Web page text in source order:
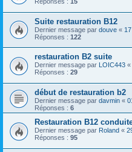
Suite restauration B12
Dernier message par douve «
Réponses : 122
restauration B2 suite
Dernier message par LOIC443 «
Réponses : 29
début de restauration b2
Dernier message par davmin «
Réponses : 6
Restauration B12
Dernier message par Roland «
Réponses : 95